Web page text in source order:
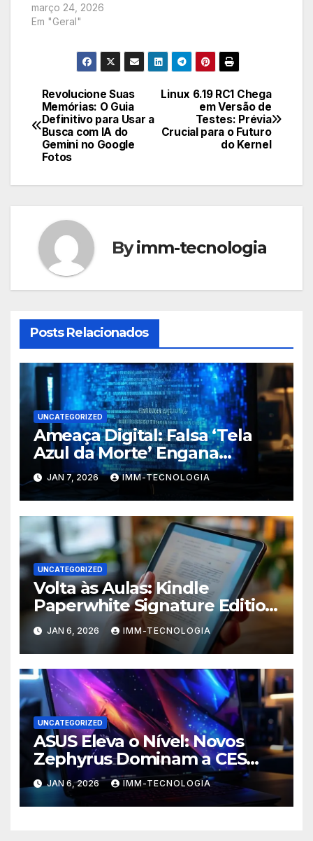
grão-de-bico com
sucesso em um
lunar. Esta conquista
possibilidade de
produzir alimentos
frescos para futuras
missões e colônias em
outros corpos
celestes.
março 24, 2026
Em "Geral"
Navegação
de
Post
Linux 6.19 RC1 Chega
em Versão de
Testes: Prévia
Crucial para o Futuro
do Kernel
Revolucione Suas
Memórias: O Guia
Definitivo para Usar a
Busca com IA do
Gemini no Google
Fotos
Byimm-tecnologia
Posts Relacionados
UNCATEGORIZED
Ameaça Digital: Falsa ‘Tela
Azul da Morte’ Engana
Usuários do Windows e
Espalha Malware
JAN 7, 2026 IMM-TECNOLOGIA
UNCATEGORIZED
Volta às Aulas: Kindle
Paperwhite Signature Edition
com Desconto Imperdível
para Turbinar Seus Estudos!
JAN 6, 2026 IMM-TECNOLOGIA
UNCATEGORIZED
ASUS Eleva o Nível: Novos
Zephyrus Dominam a CES
2026 com Inovação, Poder e
IA de Ponta
JAN 6, 2026 IMM-TECNOLOGIA